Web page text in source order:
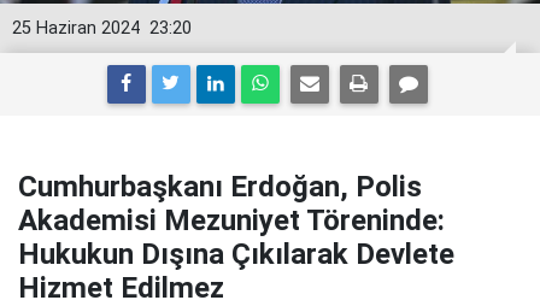
23:20
25 Haziran 2024
Cumhurbaşkanı Erdoğan, Polis
Akademisi Mezuniyet Töreninde:
Hukukun Dışına Çıkılarak Devlete
Hizmet Edilmez